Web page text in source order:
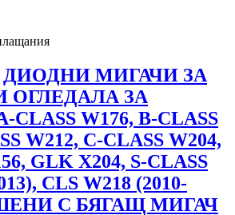
ДИОДНИ МИГАЧИ ЗА
ОГЛЕДАЛА ЗА
CLASS W176, B-CLASS
W212, C-CLASS W204,
GLK X204, S-CLASS
CLS W218 (2010-
С БЯГАЩ МИГАЧ